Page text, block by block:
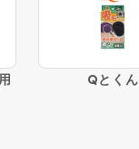
Qとくん